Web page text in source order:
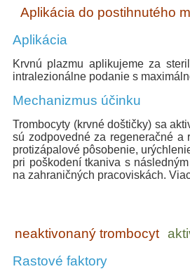
Aplikácia do postihnutého
Aplikácia
Krvnú plazmu aplikujeme za
intralezionálne podanie s
Mechanizmus účinku
Trombocyty (krvné doštičky) sa
sú zodpovedné za regeneračné a
protizápalové pôsobenie,
pri poškodení tkaniva s
na zahraničných pracoviskách.
neaktivonaný trombocyt
Rastové faktory